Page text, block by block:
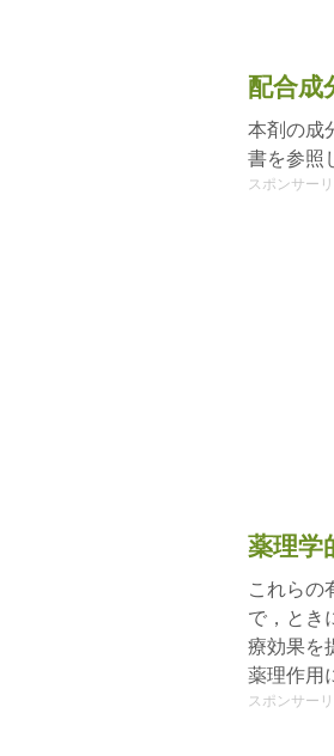
配合成
本剤の成
書を参照
スポンサー
薬理学
これらの
で，とき
療効果を
薬理作用
スポンサー